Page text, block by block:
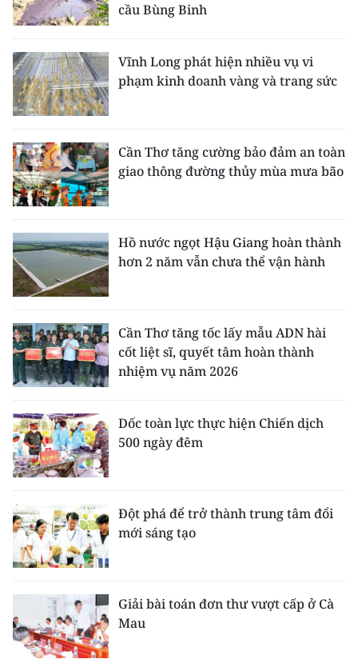
cầu Bùng Binh
Vĩnh Long phát hiện nhiều vụ vi
phạm kinh doanh vàng và trang sức
Cần Thơ tăng cường bảo đảm an toàn
giao thông đường thủy mùa mưa bão
Hồ nước ngọt Hậu Giang hoàn thành
hơn 2 năm vẫn chưa thể vận hành
Cần Thơ tăng tốc lấy mẫu ADN hài
cốt liệt sĩ, quyết tâm hoàn thành
nhiệm vụ năm 2026
Dốc toàn lực thực hiện Chiến dịch
500 ngày đêm
Đột phá để trở thành trung tâm đổi
mới sáng tạo
Giải bài toán đơn thư vượt cấp ở Cà
Mau